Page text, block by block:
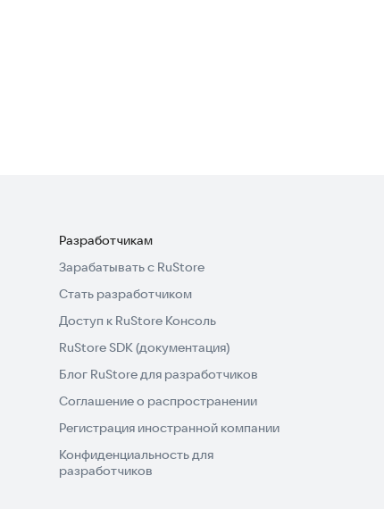
Разработчикам
Зарабатывать с RuStore
Стать разработчиком
Доступ к RuStore Консоль
RuStore SDK (документация)
Блог RuStore для разработчиков
Соглашение о распространении
Регистрация иностранной компании
Конфиденциальность для
разработчиков